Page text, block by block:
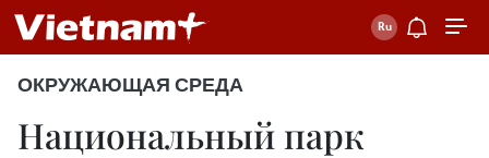
ОКРУЖАЮЩАЯ СРЕДА
Национальный парк